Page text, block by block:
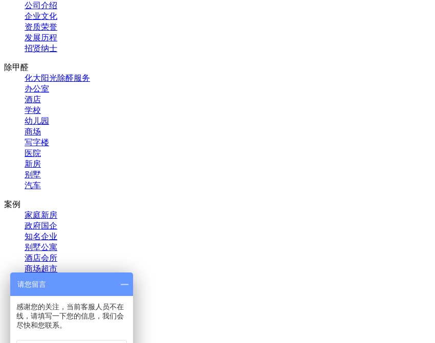
公司介绍
企业文化
资质荣誉
发展历程
招贤纳士
除甲醛
化大阳光除醛服务
办公室
酒店
学校
幼儿园
商场
写字楼
医院
新房
别墅
汽车
案例
家庭新房
政府国企
知名企业
别墅公寓
酒店会所
商场超市
教育培训
金融投资
汽车新车
地产物业
请您留言
感谢您的关注，当前客服人员不在
线，请填写一下您的信息，我们会
尽快和您联系。